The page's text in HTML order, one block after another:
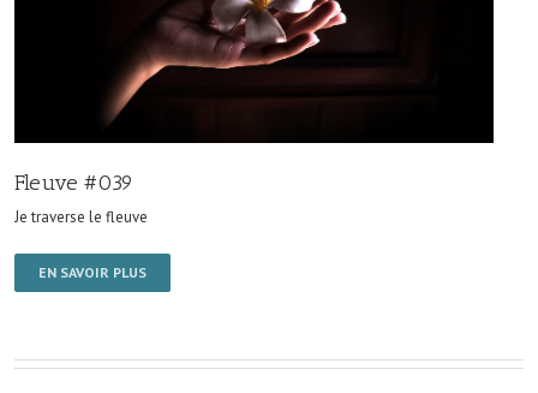
Fleuve #039
Je traverse le fleuve
EN SAVOIR PLUS